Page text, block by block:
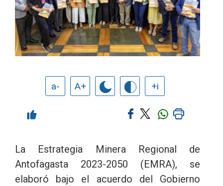
a- A+ +i
La Estrategia Minera Regional de
Antofagasta 2023-2050 (EMRA), se
elaboró bajo el acuerdo del Gobierno